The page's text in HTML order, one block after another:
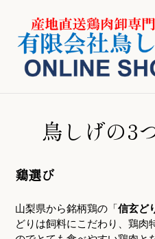
鳥しげの3
鶏選び
山梨県から銘柄鶏の「信玄ど
どりは飼料にこだわり、鶏肉